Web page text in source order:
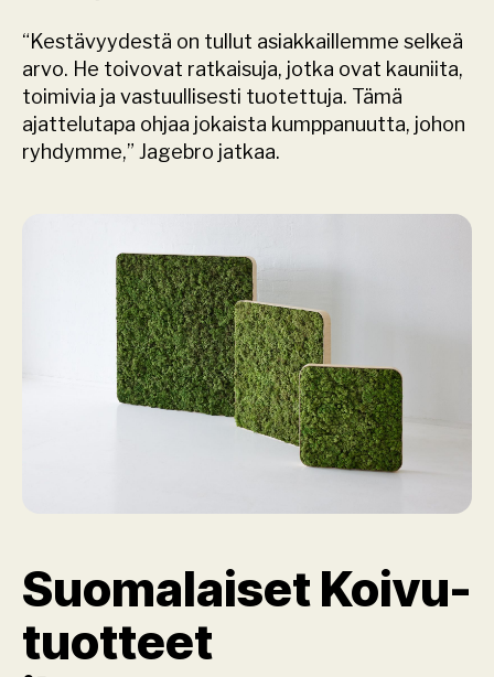
“Kestävyydestä on tullut asiakkaillemme selkeä
arvo. He toivovat ratkaisuja, jotka ovat kauniita,
toimivia ja vastuullisesti tuotettuja. Tämä
ajattelutapa ohjaa jokaista kumppanuutta, johon
ryhdymme,” Jagebro jatkaa.
Suomalaiset Koivu-
tuotteet